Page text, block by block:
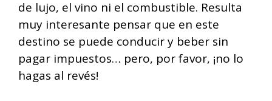
de lujo, el vino ni el combustible. Resulta
muy interesante pensar que en este
destino se puede conducir y beber sin
pagar impuestos… pero, por favor, ¡no lo
hagas al revés!